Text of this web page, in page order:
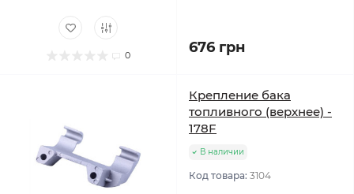
0 676 грн
Крепление бака
топливного (верхнее) -
178F
В наличии
Код товара: 3104